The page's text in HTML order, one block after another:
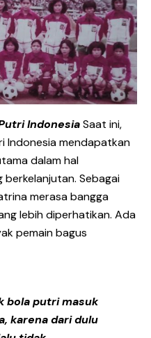
IndonesiaSaat ini,
Indonesia mendapatkan
dalam hal
Sebagai
merasa bangga
lebih diperhatikan. Ada
pemain bagus
bola putri masuk
karena dari dulu